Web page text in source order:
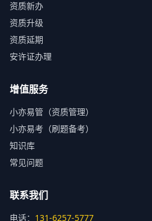
资质新办
资质升级
资质延期
安许证办理
增值服务
小亦易管（资质管理）
小亦易考（刷题备考）
知识库
常见问题
联系我们
电话： 131-6257-5777